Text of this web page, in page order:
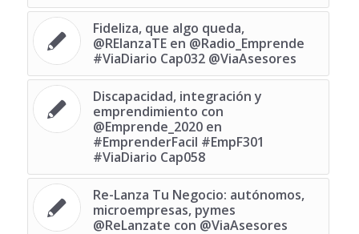
Fideliza, que algo queda,
@RElanzaTE en @Radio_Emprende
#ViaDiario Cap032 @ViaAsesores
Discapacidad, integración y
emprendimiento con
@Emprende_2020 en
#EmprenderFacil #EmpF301
#ViaDiario Cap058
Re-Lanza Tu Negocio: autónomos,
microempresas, pymes
@ReLanzate con @ViaAsesores